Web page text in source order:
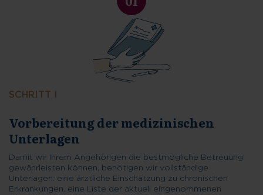
SCHRITT I
Damit wir Ihrem Angehörigen die bestmögliche Betreuung
gewährleisten können, benötigen wir vollständige
Unterlagen: eine ärztliche Einschätzung zu chronischen
Erkrankungen, eine Liste der aktuell eingenommenen